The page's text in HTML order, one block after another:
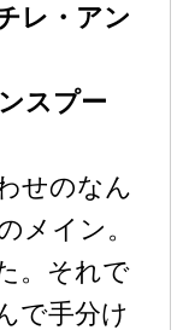
レ・アン
スプー
せのなん
メイン。
。それで
で手分け